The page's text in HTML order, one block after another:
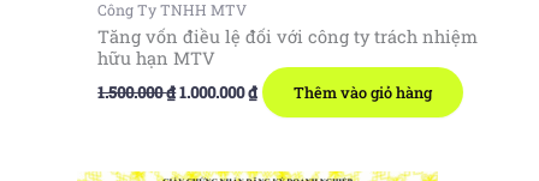
Công Ty TNHH MTV
Tăng vốn điều lệ đối với công ty trách nhiệm
hữu hạn MTV
1.500.000₫Giá
1.000.000₫Giá
hiện
1.000.000 ₫.
Thêm vào giỏ hàng